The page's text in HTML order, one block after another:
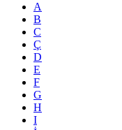
A
B
C
Ç
D
E
F
G
H
I